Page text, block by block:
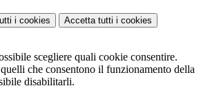
i cookies Accetta tutti i cookies
scegliere quali cookie consentire.
che consentono il funzionamento della
disabilitarli.